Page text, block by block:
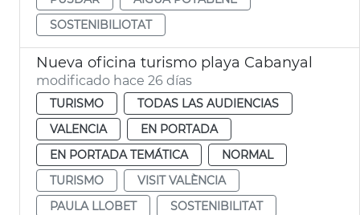
SOSTENIBILIOTAT
Nueva oficina turismo playa Cabanyal
modificado hace 26 días
TURISMO
TODAS LAS AUDIENCIAS
VALENCIA
EN PORTADA
EN PORTADA TEMÁTICA
NORMAL
TURISMO
VISIT VALÈNCIA
PAULA LLOBET
SOSTENIBILITAT